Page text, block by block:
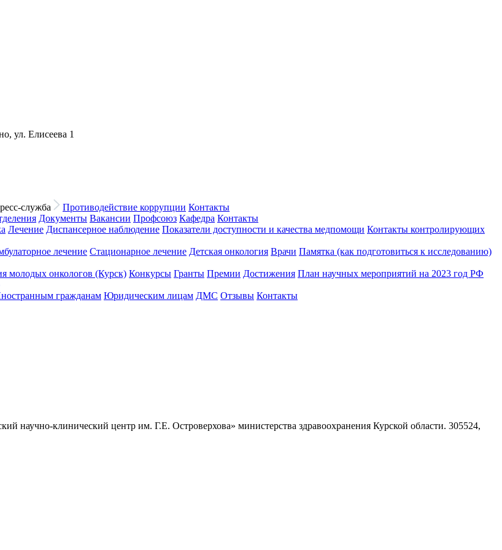
ул. Елисеева 1
служба Противодействие коррупции Контакты
Документы Вакансии Профсоюз Кафедра Контакты
Лечение Диспансерное наблюдение Показатели доступности и качества медпомощи Контакты контролирующих
лечение Стационарное лечение Детская онкология Врачи Памятка (как подготовиться к исследованию)
молодых онкологов (Курск) Конкурсы Гранты Премии Достижения План научных мероприятий на 2023 год РФ
гражданам Юридическим лицам ДМС Отзывы Контакты
научно-клинический центр им. Г.Е. Островерхова» министерства здравоохранения Курской области. 305524,